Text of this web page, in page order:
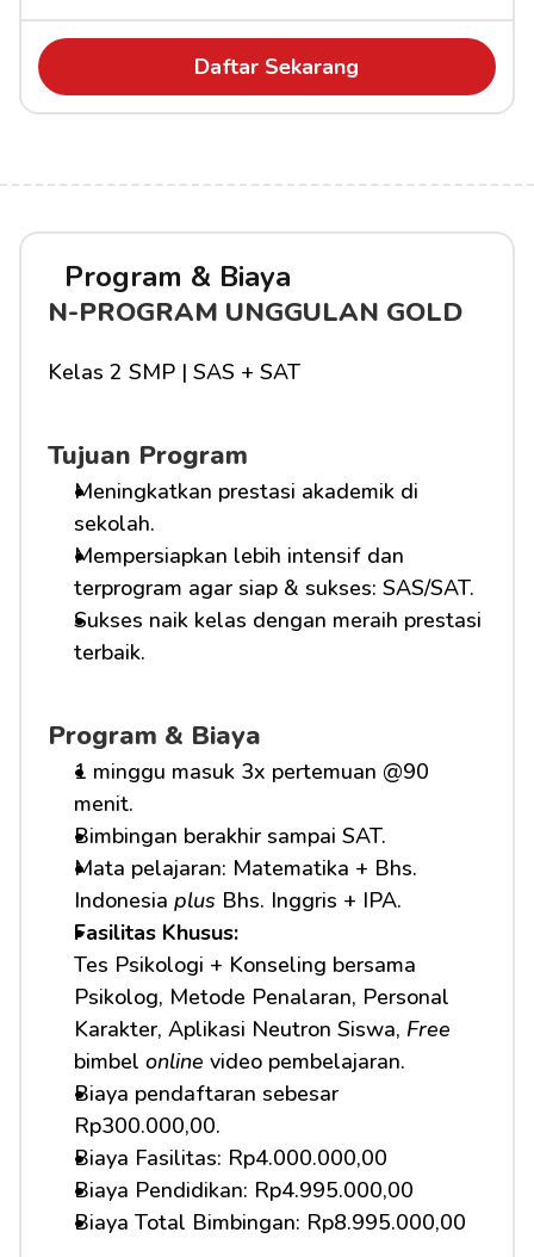
Daftar Sekarang
Program & Biaya
N-PROGRAM UNGGULAN GOLD
Kelas 2 SMP | SAS + SAT
Tujuan Program
Meningkatkan prestasi akademik di
sekolah.
Mempersiapkan lebih intensif dan
terprogram agar siap & sukses: SAS/SAT.
Sukses naik kelas dengan meraih prestasi
terbaik.
Program & Biaya
1 minggu masuk 3x pertemuan @90
menit.
Bimbingan berakhir sampai SAT.
Mata pelajaran: Matematika + Bhs.
Indonesia plus Bhs. Inggris + IPA.
Fasilitas Khusus:
Tes Psikologi + Konseling bersama
Psikolog, Metode Penalaran, Personal
Karakter, Aplikasi Neutron Siswa, Free
bimbel online video pembelajaran.
Biaya pendaftaran sebesar
Rp300.000,00.
Biaya Fasilitas: Rp4.000.000,00
Biaya Pendidikan: Rp4.995.000,00
Biaya Total Bimbingan: Rp8.995.000,00